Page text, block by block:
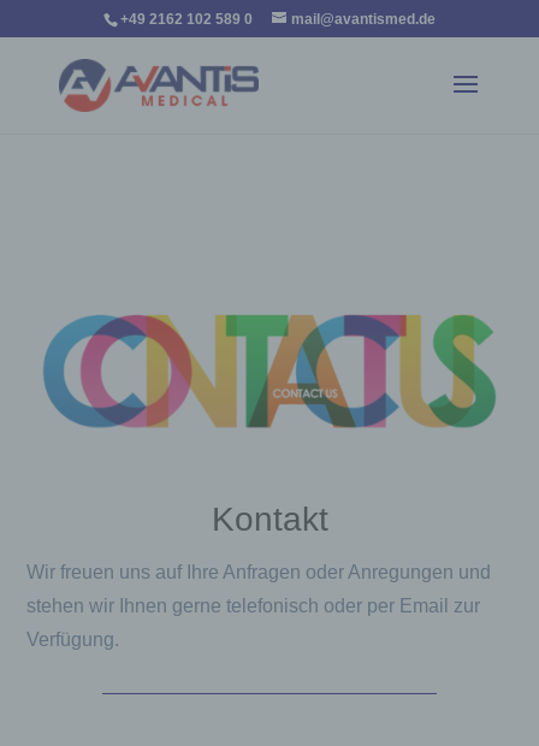
+49 2162 102 589 0 mail@avantismed.de
Kontakt
Wir freuen uns auf Ihre Anfragen oder Anregungen und
stehen wir Ihnen gerne telefonisch oder per Email zur
Verfügung.